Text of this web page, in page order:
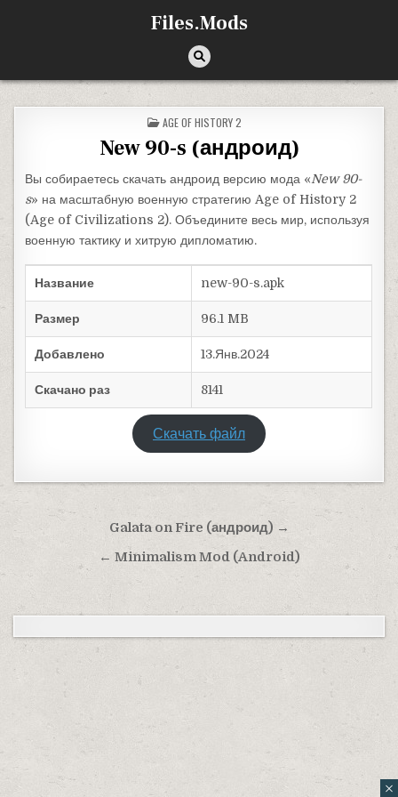
Files.Mods
ОПУБЛИКОВАНО В
AGE OF HISTORY 2
New 90-s (андроид)
Вы собираетесь скачать андроид версию мода «New 90-
s» на масштабную военную стратегию Age of History 2
(Age of Civilizations 2). Объедините весь мир, используя
военную тактику и хитрую дипломатию.
Название new-90-s.apk
Размер 96.1 MB
Добавлено 13.Янв.2024
Скачано раз 8141
Скачать файл
Навигация по записям
Galata on Fire (андроид) →
← Minimalism Mod (Android)